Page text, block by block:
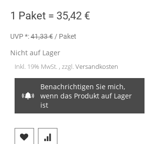
1 Paket = 35,42 €
UVP *:41,33 €/ Paket
Nicht auf Lager
Inkl. 19% MwSt. , zzgl. Versandkosten
Benachrichtigen Sie mich,
wenn das Produkt auf Lager
ist